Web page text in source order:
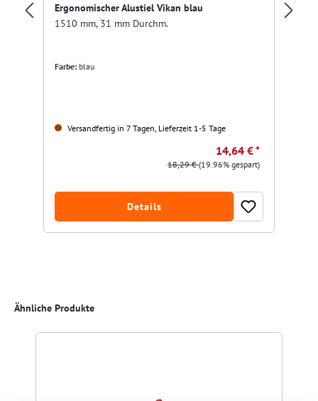
Ergonomischer Alustiel Vikan blau
1510 mm, 31 mm Durchm.
Farbe: blau
Versandfertig in 7 Tagen, Lieferzeit 1-5 Tage
14,64 € *
18,29 €(19.96% gespart)
Details
Produktgalerie überspringen
Ähnliche Produkte